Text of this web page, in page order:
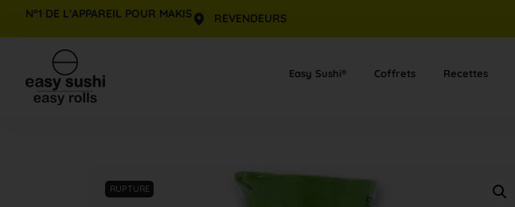
contenu
N°1 DE L'APPAREIL POUR MAKIS REVENDEURS
Easy Sushi® Coffrets Recettes
RUPTURE